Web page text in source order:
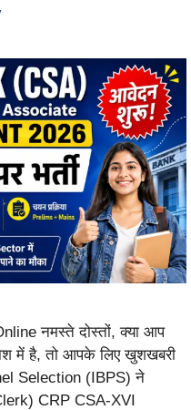
नमस्ते दोस्तों, क्या आप
में है, तो आपके लिए खुशखबरी
Selection (IBPS) ने
CRP CSA-XVI